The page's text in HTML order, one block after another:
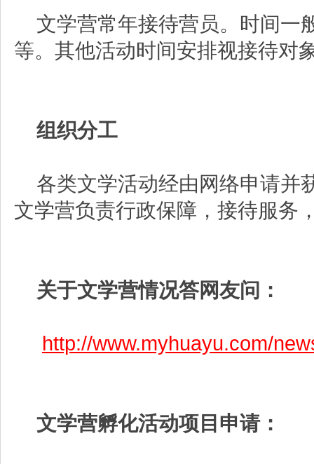
文学营常年接待营员。时间一
等。其他活动时间安排视接待对
组织分工
各类文学活动经由网络申请并
文学营负责行政保障，接待服务
关于文学营情况答网友问：
http://www.myhuayu.com/
文学营孵化活动项目申请：